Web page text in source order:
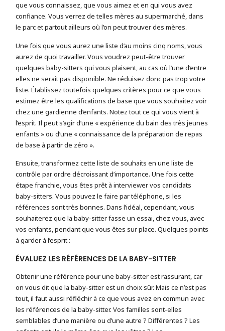
que vous connaissez, que vous aimez et en qui vous avez
confiance. Vous verrez de telles mères au supermarché, dans
le parc et partout ailleurs où l’on peut trouver des mères.
Une fois que vous aurez une liste d’au moins cinq noms, vous
aurez de quoi travailler. Vous voudrez peut-être trouver
quelques baby-sitters qui vous plaisent, au cas où l’une d’entre
elles ne serait pas disponible. Ne réduisez donc pas trop votre
liste. Établissez toutefois quelques critères pour ce que vous
estimez être les qualifications de base que vous souhaitez voir
chez une gardienne d’enfants. Notez tout ce qui vous vient à
l’esprit. Il peut s’agir d’une « expérience du bain des très jeunes
enfants » ou d’une « connaissance de la préparation de repas
de base à partir de zéro ».
Ensuite, transformez cette liste de souhaits en une liste de
contrôle par ordre décroissant d’importance. Une fois cette
étape franchie, vous êtes prêt à interviewer vos candidats
baby-sitters. Vous pouvez le faire par téléphone, si les
références sont très bonnes. Dans l’idéal, cependant, vous
souhaiterez que la baby-sitter fasse un essai, chez vous, avec
vos enfants, pendant que vous êtes sur place. Quelques points
à garder à l’esprit :
ÉVALUEZ LES RÉFÉRENCES DE LA BABY-SITTER
Obtenir une référence pour une baby-sitter est rassurant, car
on vous dit que la baby-sitter est un choix sûr. Mais ce n’est pas
tout, il faut aussi réfléchir à ce que vous avez en commun avec
les références de la baby-sitter. Vos familles sont-elles
semblables d’une manière ou d’une autre ? Différentes ? Les